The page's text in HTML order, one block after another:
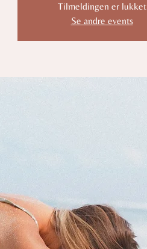
Tilmeldingen er lukket
Se andre events